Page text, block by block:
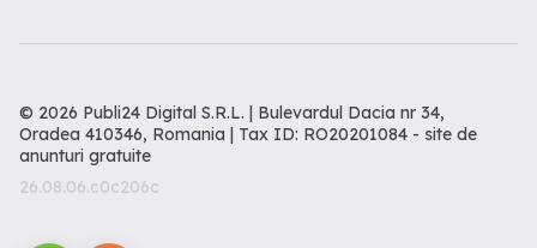
© 2026 Publi24 Digital S.R.L. | Bulevardul Dacia nr 34,
Oradea 410346, Romania | Tax ID: RO20201084 - site de
anunturi gratuite
26.08.06.c0c206c